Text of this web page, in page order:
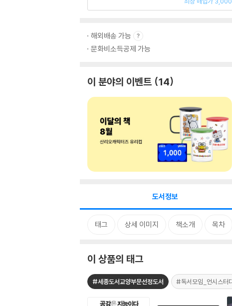
해외배송 가능
문화비소득공제 가능
이 분야의 이벤트 14
도서정보
태그 상세 이미지 책소개 목차
이 상품의 태그
#세종도서교양부문선정도서 #독서모임_언시스터